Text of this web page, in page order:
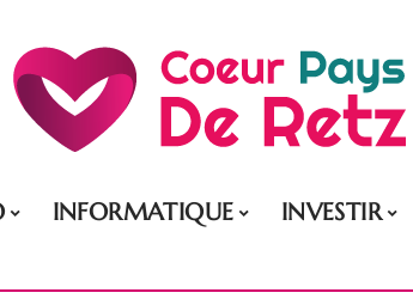
INFORMATIQUE INVESTIR